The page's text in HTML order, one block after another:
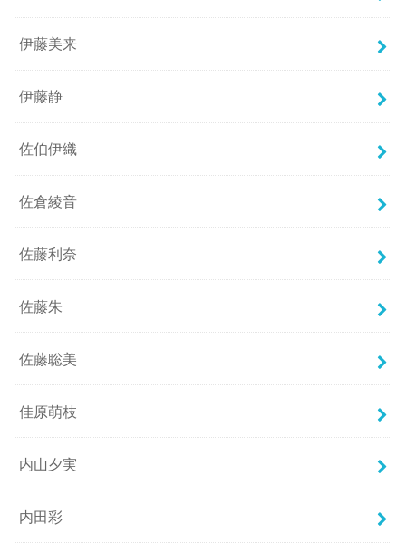
伊藤美来
伊藤静
佐伯伊織
佐倉綾音
佐藤利奈
佐藤朱
佐藤聡美
佳原萌枝
内山夕実
内田彩